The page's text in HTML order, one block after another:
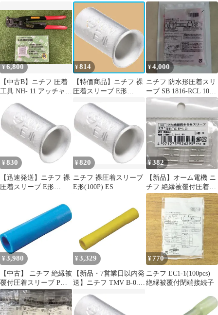
覆付圧着端子用
¥6,800
【中古B】ニチフ 圧着
工具 NH- 11 アッチャ
着端子・スリーブ用
¥814
【特価商品】ニチフ 裸
圧着スリーブ E形
¥4,000
ニチフ 防水形圧着スリ
ーブ SB 1816-RCL 100
個
¥ 830
【迅速発送】ニチフ 裸
圧着スリーブ E形
¥ 820
ニチフ 裸圧着スリーブ
E形(100P) ES
¥382
【新品】オーム電機 ニ
チフ 絶縁被覆付圧着ス
リーブ（B形）TMX
BP-1.25 10個入 銅線用
環境配慮型_TMX BP-
1.25 10 09-2629
¥ 3,980
【中古】 ニチフ 絶縁被
覆付圧着スリーブ P形
TGVP2BLU
¥ 3,329
【新品・7営業日以内発
送】ニチフ TMV B-0.5-
リーブ B形 100個入
TMVB0.5YEL【沖縄離
¥770
ニチフ EC1-1(100pcs)
絶縁被覆付閉端接続子